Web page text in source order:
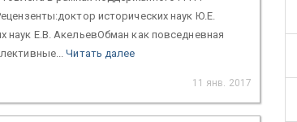
исторических наук Ю.Е.
наук Е.В. АкельевОбман как повседневная
Читать далее
11 янв. 2017